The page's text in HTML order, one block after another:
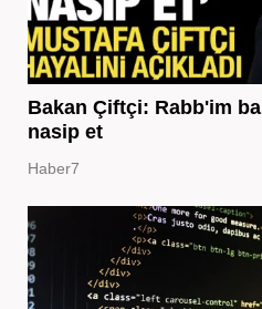
Bakan Çiftçi: Rabb'im
nasip et
Haber7